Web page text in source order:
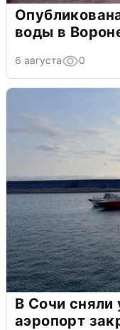
воды в
6 августа 0
В Сочи сняли
аэропорт